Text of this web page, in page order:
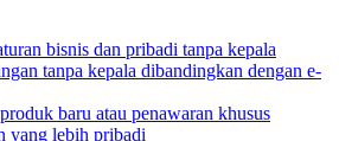
bisnis dan pribadi tanpa kepala
tanpa kepala dibandingkan dengan e-
baru atau penawaran khusus
yang lebih pribadi